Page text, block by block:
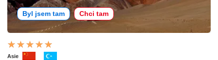
Byl jsem tam Chci tam
Asie